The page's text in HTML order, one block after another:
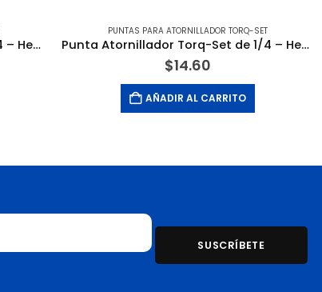
Punta Atornillador Torq-Set de 1/4 – Hexagonal 2 X 1″ (Pack 10 C/U). BIANDITZ
PUNTAS PARA ATORNILLADOR TORQ-SET
Punta Atornillador Torq-Set de 1/4 – Hexagonal 4 X 1″ (Pack 10 C/U). BIANDITZ
$14.60
AÑADIR AL CARRITO